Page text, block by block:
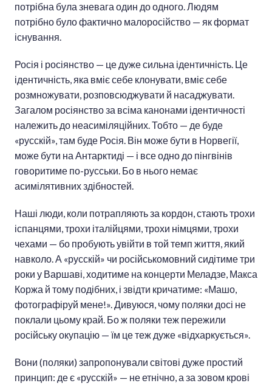
потрібна була зневага один до одного. Людям
потрібно було фактично малоросійство — як формат
існування.
Росія і росіянство — це дуже сильна ідентичність. Це
ідентичність, яка вміє себе клонувати, вміє себе
розмножувати, розповсюджувати й насаджувати.
Загалом росіянство за всіма канонами ідентичності
належить до неасиміляційних. Тобто — де буде
«русскій», там буде Росія. Він може бути в Норвегії,
може бути на Антарктиді — і все одно до пінгвінів
говоритиме по-русськи. Бо в нього немає
асимілятивних здібностей.
Наші люди, коли потрапляють за кордон, стають трохи
іспанцями, трохи італійцями, трохи німцями, трохи
чехами — бо пробують увійти в той темп життя, який
навколо. А «русскій» чи російськомовний сидітиме три
роки у Варшаві, ходитиме на концерти Меладзе, Макса
Коржа й тому подібних, і звідти кричатиме: «Машо,
фотографіруй мене!». Дивуюся, чому поляки досі не
поклали цьому край. Бо ж поляки теж пережили
російську окупацію — їм це теж дуже «відхаркується».
Вони (поляки) запропонували світові дуже простий
принцип: де є «русскій» — не етнічно, а за зовом крові